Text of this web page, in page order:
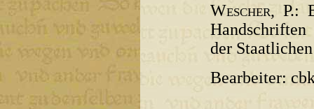
Wescher, P.:
der
Bearbeiter: